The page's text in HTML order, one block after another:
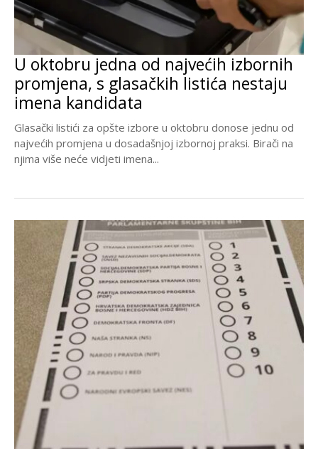
U oktobru jedna od najvećih izbornih
promjena, s glasačkih listića nestaju
imena kandidata
Glasački listići za opšte izbore u oktobru donose jednu od
najvećih promjena u dosadašnjoj izbornoj praksi. Birači na
njima više neće vidjeti imena...